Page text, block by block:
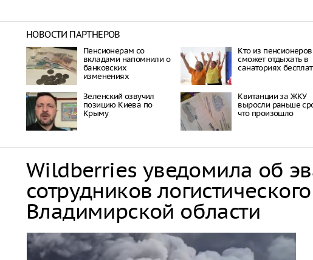
НОВОСТИ ПАРТНЕРОВ
Пенсионерам со
вкладами напомнили о
банковских
изменениях
Кто из пенсионеров
сможет отдыхать в
санаториях
Зеленский озвучил
позицию Киева по
Крыму
Квитанции за ЖКУ
выросли раньше
что произошло
Wildberries уведомила об
сотрудников
Владимирской области